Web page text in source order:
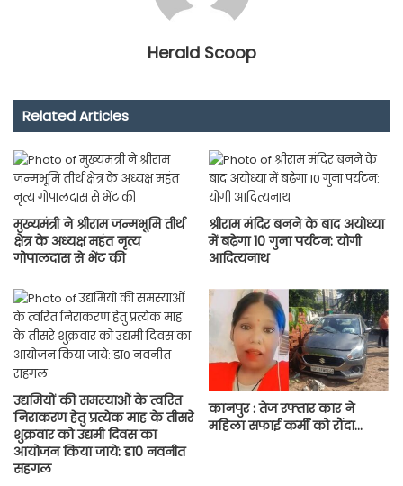
Herald Scoop
Related Articles
मुख्यमंत्री ने श्रीराम जन्मभूमि तीर्थ
क्षेत्र के अध्यक्ष महंत नृत्य
गोपालदास से भेंट की
श्रीराम मंदिर बनने के बाद अयोध्या
में बढ़ेगा 10 गुना पर्यटन: योगी
आदित्यनाथ
उद्यमियों की समस्याओं के त्वरित
निराकरण हेतु प्रत्येक माह के तीसरे
शुक्रवार को उद्यमी दिवस का
आयोजन किया जाये: डा0 नवनीत
सहगल
कानपुर : तेज रफ्तार कार ने
महिला सफाई कर्मी को रौंदा…